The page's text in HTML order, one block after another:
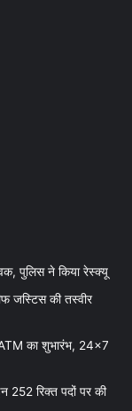
पुलिस ने किया रेस्क्यू
जस्टिस की तस्वीर
ATM का शुभारंभ, 24×7
252 रिक्त पदों पर की